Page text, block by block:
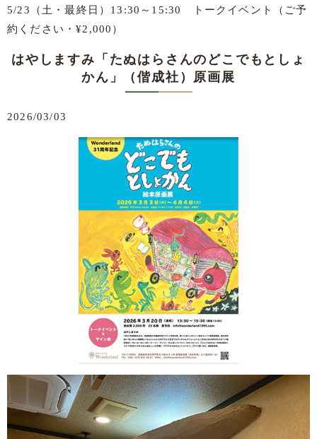
5/23（土・最終日）13:30～15:30 トークイベント（ご予
約ください・¥2,000）
はやしますみ「たぬはらさんのどこでもとしょ
かん」（偕成社）原画展
2026/03/03